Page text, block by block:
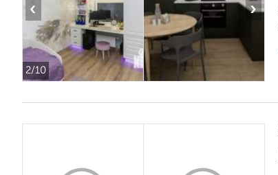
2/10
‹ ›